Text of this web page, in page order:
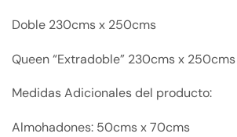
Doble 230cms x 250cms
Queen “Extradoble” 230cms x 250cms
Medidas Adicionales del producto:
Almohadones: 50cms x 70cms